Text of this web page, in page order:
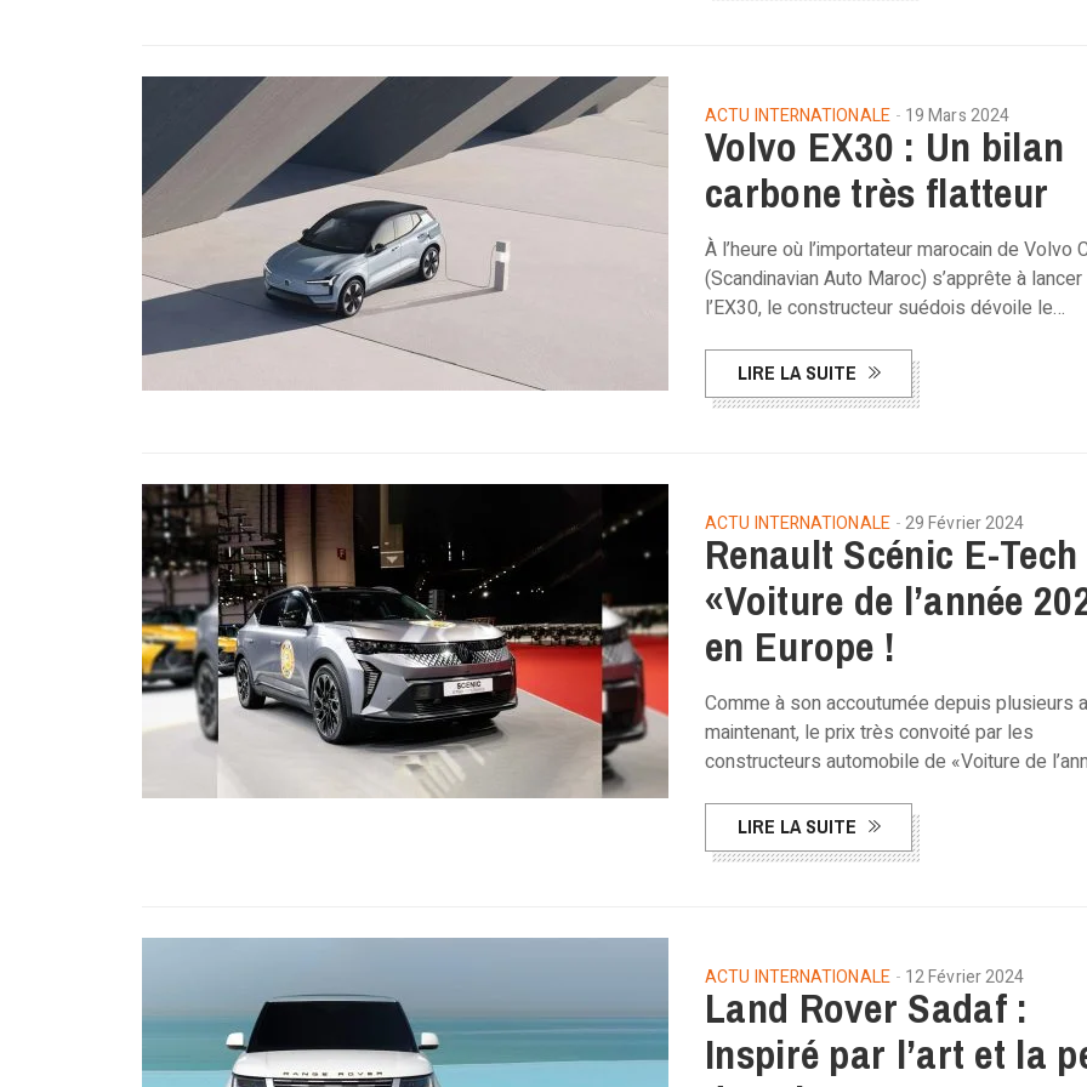
ACTU INTERNATIONALE 19 Mars 2024
Volvo EX30 : Un bilan
carbone très flatteur
À l’heure où l’importateur marocain de Volvo
(Scandinavian Auto Maroc) s’apprête à lancer
l’EX30, le constructeur suédois dévoile le…
LIRE LA SUITE
ACTU INTERNATIONALE 29 Février 2024
Renault Scénic E-
«Voiture de l’année
en Europe !
Comme à son accoutumée depuis plusieurs
maintenant, le prix très convoité par les
constructeurs automobile de «Voiture de
LIRE LA SUITE
ACTU INTERNATIONALE 12 Février 2024
Land Rover Sadaf :
Inspiré par l’art et la